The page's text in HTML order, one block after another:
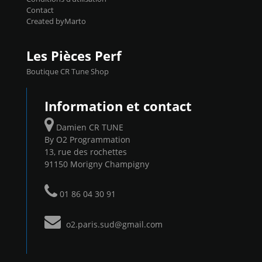
Contact
Created byMarto
Les Pièces Perf
Boutique CR Tune Shop
Information et contact
Damien CR TUNE
By O2 Programmation
13, rue des rochettes
91150 Morigny Champigny
01 86 04 30 91
o2.paris.sud@gmail.com